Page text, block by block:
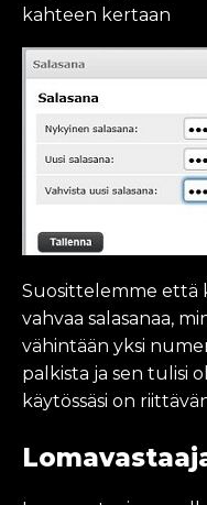
kahteen kertaan
Suosittelemme että
vahvaa salasanaa,
vähintään yksi
palkista ja sen tulisi
käytössäsi on